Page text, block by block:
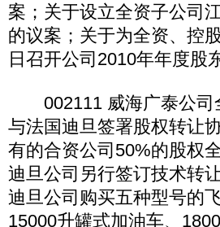
案；关于设立全资子公司
的议案；关于为全资、控
日召开公司2010年年度股
002111 威海广泰公司
与法国迪旦签署股权转让
有的合资公司50%的股权
迪旦公司另行签订技术转
迪旦公司购买五种型号的
15000升罐式加油车、